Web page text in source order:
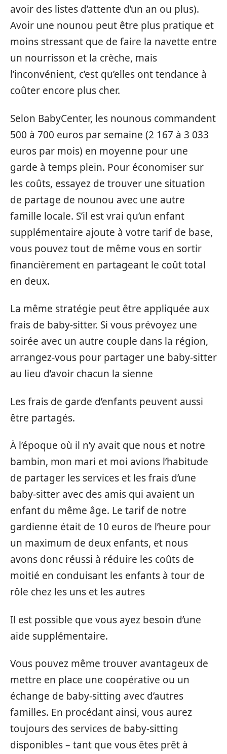
avoir des listes d’attente d’un an ou plus).
Avoir une nounou peut être plus pratique et
moins stressant que de faire la navette entre
un nourrisson et la crèche, mais
l’inconvénient, c’est qu’elles ont tendance à
coûter encore plus cher.
Selon BabyCenter, les nounous commandent
500 à 700 euros par semaine (2 167 à 3 033
euros par mois) en moyenne pour une
garde à temps plein. Pour économiser sur
les coûts, essayez de trouver une situation
de partage de nounou avec une autre
famille locale. S’il est vrai qu’un enfant
supplémentaire ajoute à votre tarif de base,
vous pouvez tout de même vous en sortir
financièrement en partageant le coût total
en deux.
La même stratégie peut être appliquée aux
frais de baby-sitter. Si vous prévoyez une
soirée avec un autre couple dans la région,
arrangez-vous pour partager une baby-sitter
au lieu d’avoir chacun la sienne
Les frais de garde d’enfants peuvent aussi
être partagés.
À l’époque où il n’y avait que nous et notre
bambin, mon mari et moi avions l’habitude
de partager les services et les frais d’une
baby-sitter avec des amis qui avaient un
enfant du même âge. Le tarif de notre
gardienne était de 10 euros de l’heure pour
un maximum de deux enfants, et nous
avons donc réussi à réduire les coûts de
moitié en conduisant les enfants à tour de
rôle chez les uns et les autres
Il est possible que vous ayez besoin d’une
aide supplémentaire.
Vous pouvez même trouver avantageux de
mettre en place une coopérative ou un
échange de baby-sitting avec d’autres
familles. En procédant ainsi, vous aurez
toujours des services de baby-sitting
disponibles – tant que vous êtes prêt à